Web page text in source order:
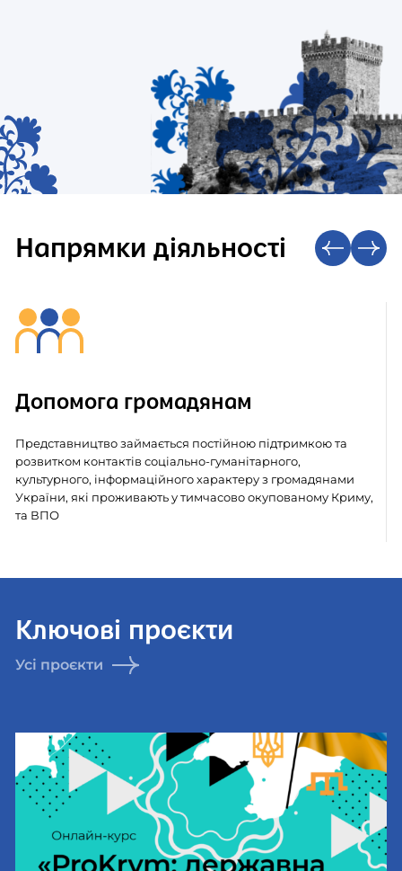
Напрямки діяльності
Допомога громадянам
Представництво займається постійною підтримкою та
розвитком контактів соціально-гуманітарного,
культурного, інформаційного характеру з громадянами
України, які проживають у тимчасово окупованому Криму,
та ВПО
Ключові проєкти
Усі проєкти